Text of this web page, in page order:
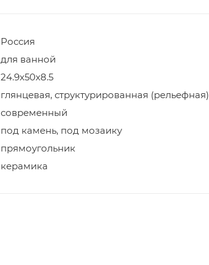
Россия
для ванной
24.9x50x8.5
глянцевая, структурированная (рельефная)
современный
под камень, под мозаику
прямоугольник
керамика